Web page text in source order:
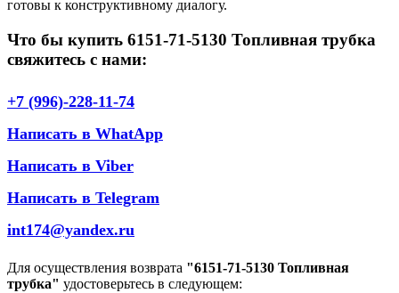
готовы к конструктивному диалогу.
Что бы купить 6151-71-5130 Топливная трубка
свяжитесь с нами:
+7 (996)-228-11-74
Написать в WhatApp
Написать в Viber
Написать в Telegram
int174@yandex.ru
Для осуществления возврата "6151-71-5130 Топливная
трубка" удостоверьтесь в следующем: